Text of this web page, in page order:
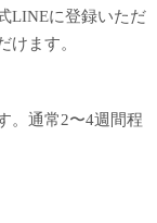
LINEに登録いただ
けます。
。通常2〜4週間程